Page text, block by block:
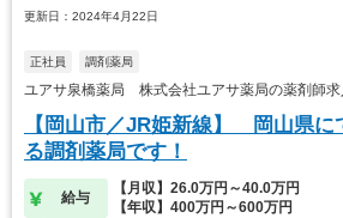
更新日：2024年4月22日
正社員 調剤薬局
ユアサ泉橋薬局 株式会社ユアサ薬局の薬剤師求
【岡山市／JR姫新線】 岡山県に
る調剤薬局です！
給与
【月収】26.0万円～40.0万円
【年収】400万円～600万円